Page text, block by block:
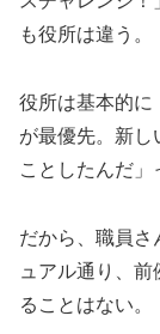
も役所は違う。
役所は基本的に
が最優先。新し
ことしたんだ」
だから、職員さ
ュアル通り、
ることはない。